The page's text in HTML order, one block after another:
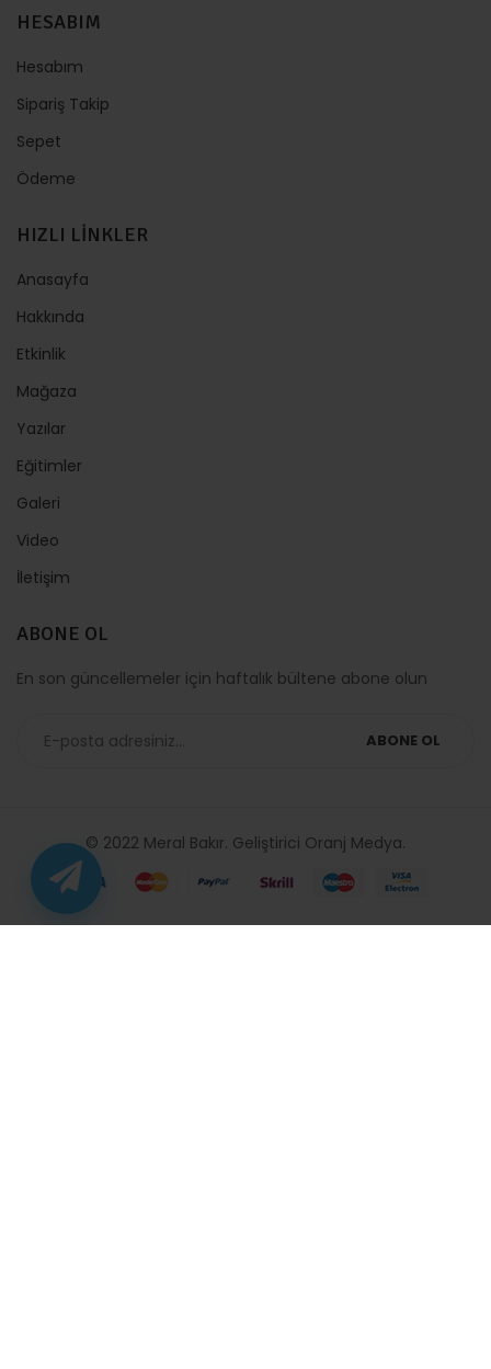
HESABIM
Hesabım
Sipariş Takip
Sepet
Ödeme
HIZLI LİNKLER
Anasayfa
Hakkında
Etkinlik
Mağaza
Yazılar
Eğitimler
Galeri
Video
İletişim
ABONE OL
En son güncellemeler için haftalık bültene abone olun
ABONE OL
© 2022 Meral Bakır. Geliştirici Oranj Medya.